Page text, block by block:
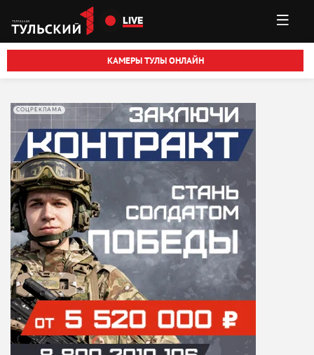
Перейти к основному содержанию
LIVE
КАМЕРЫ ТУЛЫ ОНЛАЙН
СОЦРЕКЛАМА